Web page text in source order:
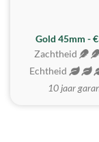
Gold 45mm -
Zachtheid
Echtheid
10 jaar